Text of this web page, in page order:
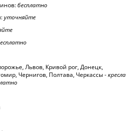
бесплатно
уточняйте
Львов, Кривой рог, Донецк,
Чернигов, Полтава, Черкассы -кресла